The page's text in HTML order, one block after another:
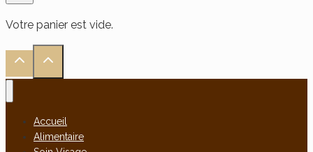
Votre panier est vide.
Accueil
Alimentaire